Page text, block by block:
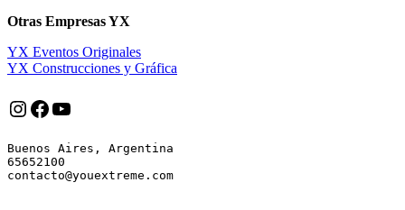
Otras Empresas YX
YX Eventos Originales
YX Construcciones y Gráfica
Instagram
Facebook
YouTube
Buenos Aires, Argentina
65652100